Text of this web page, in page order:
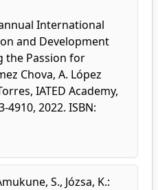
International
and Development
the Passion for
Chova, A. López
IATED Academy,
4910, 2022. ISBN:
S., Józsa, K.: